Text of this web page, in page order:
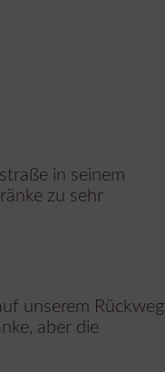
in seinem
zu sehr
unserem Rückweg
aber die